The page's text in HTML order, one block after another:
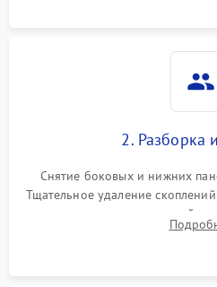
2. Разборка
Снятие боковых и нижних
Тщательное удаление
очесов из зоны петлителей и
кистей, пинцета и